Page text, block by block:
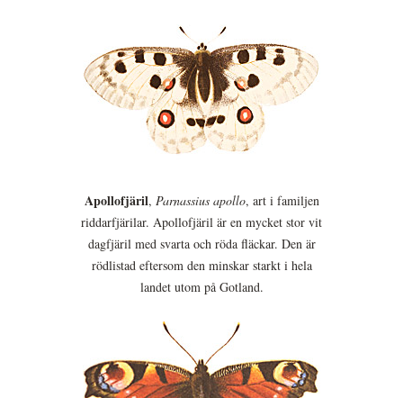
Apollofjäril, Parnassius apollo, art i familjen
riddarfjärilar. Apollofjäril är en mycket stor vit
dagfjäril med svarta och röda fläckar. Den är
rödlistad eftersom den minskar starkt i hela
landet utom på Gotland.